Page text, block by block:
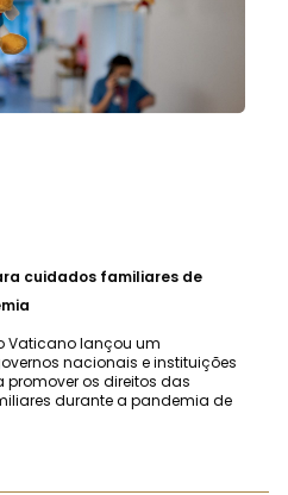
cuidados familiares de
Vaticano lançou um
nacionais e instituições
os direitos das
durante a pandemia de